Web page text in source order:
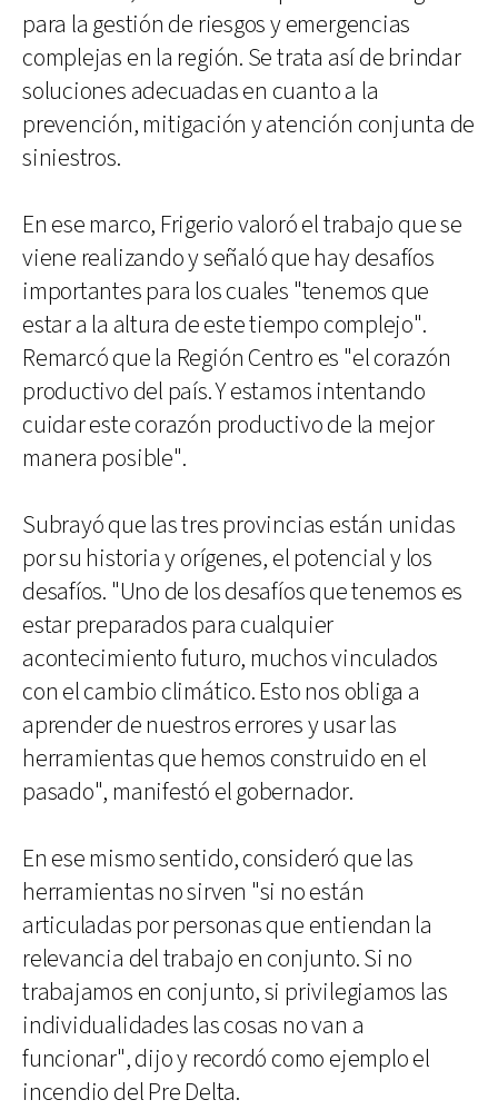
para la gestión de riesgos y emergencias
complejas en la región. Se trata así de brindar
soluciones adecuadas en cuanto a la
prevención, mitigación y atención conjunta de
siniestros.
En ese marco, Frigerio valoró el trabajo que se
viene realizando y señaló que hay desafíos
importantes para los cuales "tenemos que
estar a la altura de este tiempo complejo".
Remarcó que la Región Centro es "el corazón
productivo del país. Y estamos intentando
cuidar este corazón productivo de la mejor
manera posible".
Subrayó que las tres provincias están unidas
por su historia y orígenes, el potencial y los
desafíos. "Uno de los desafíos que tenemos es
estar preparados para cualquier
acontecimiento futuro, muchos vinculados
con el cambio climático. Esto nos obliga a
aprender de nuestros errores y usar las
herramientas que hemos construido en el
pasado", manifestó el gobernador.
En ese mismo sentido, consideró que las
herramientas no sirven "si no están
articuladas por personas que entiendan la
relevancia del trabajo en conjunto. Si no
trabajamos en conjunto, si privilegiamos las
individualidades las cosas no van a
funcionar", dijo y recordó como ejemplo el
incendio del Pre Delta.